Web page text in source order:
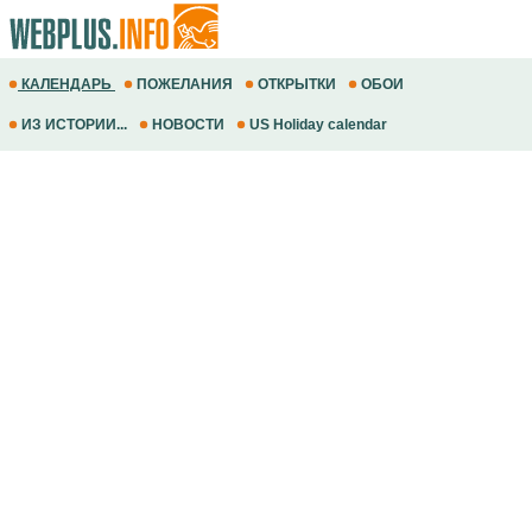
КАЛЕНДАРЬ ПОЖЕЛАНИЯ ОТКРЫТКИ ОБОИ
ИЗ ИСТОРИИ... НОВОСТИ US Holiday calendar